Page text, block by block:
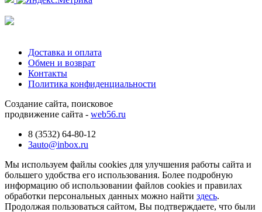
Доставка и оплата
Обмен и возврат
Контакты
Политика конфиденциальности
Создание сайта, поисковое
продвижение сайта - web56.ru
8 (3532) 64-80-12
3auto@inbox.ru
Мы используем файлы cookies для улучшения работы сайта и
большего удобства его использования. Более подробную
информацию об использовании файлов cookies и правилах
обработки персональных данных можно найти здесь.
Продолжая пользоваться сайтом, Вы подтверждаете, что были